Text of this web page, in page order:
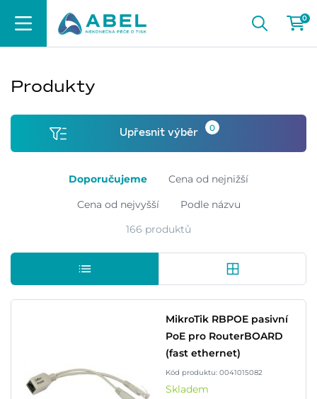
0
Produkty
Upřesnit výběr 0
Doporučujeme
Cena od nejnižší
Cena od nejvyšší
Podle názvu
166 produktů
MikroTik RBPOE pasivní
PoE pro RouterBOARD
(fast ethernet)
Kód produktu: 0041015082
Skladem